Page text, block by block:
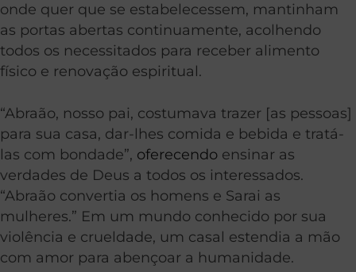
onde quer que se estabelecessem, mantinham
as portas abertas continuamente, acolhendo
todos os necessitados para receber alimento
físico e renovação espiritual.
“Abraão, nosso pai, costumava trazer [as pessoas]
para sua casa, dar-lhes comida e bebida e tratá-
las com bondade”, oferecendo ensinar as
verdades de Deus a todos os interessados.
“Abraão convertia os homens e Sarai as
mulheres.” Em um mundo conhecido por sua
violência e crueldade, um casal estendia a mão
com amor para abençoar a humanidade.